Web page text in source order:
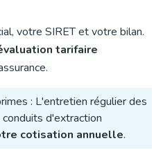
votre SIRET et votre bilan.
tarifaire
: L'entretien régulier des
d'extraction
cotisation annuelle.